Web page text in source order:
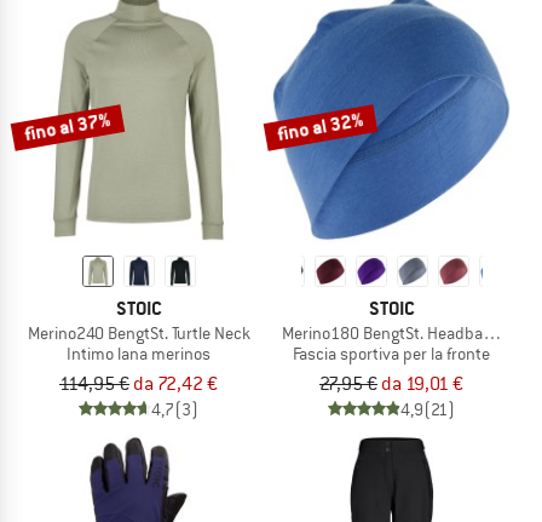
fino al 37%
STOIC
Merino240 BengtSt. Turtle Neck
Intimo lana merinos
114,95 € da 72,42 €
4,7(3)
fino al 32%
STOIC
Merino180 BengtSt. Headband
Fascia sportiva per la fronte
27,95 € da 19,01 €
4,9(21)